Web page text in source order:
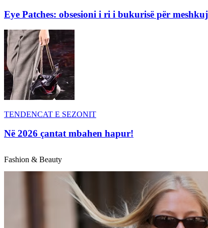
Eye Patches: obsesioni i ri i bukurisë për meshkuj
TENDENCAT E SEZONIT
Në 2026 çantat mbahen hapur!
Fashion & Beauty